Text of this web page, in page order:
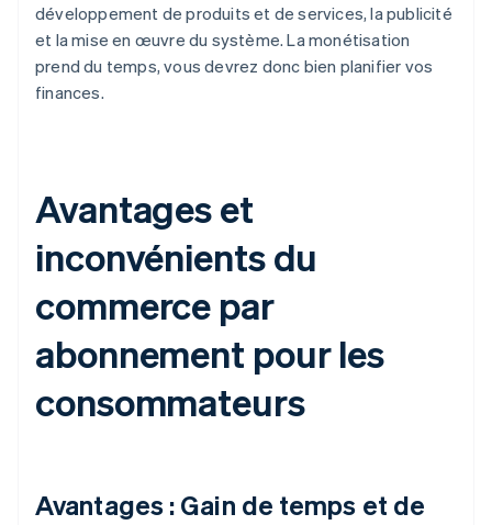
développement de produits et de services, la publicité
et la mise en œuvre du système. La monétisation
prend du temps, vous devrez donc bien planifier vos
finances.
Avantages et
inconvénients du
commerce par
abonnement pour les
consommateurs
Avantages : Gain de temps et de